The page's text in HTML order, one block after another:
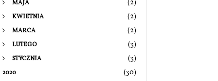
MAJA (2)
KWIETNIA (2)
MARCA (2)
LUTEGO (3)
STYCZNIA (3)
2020 (30)